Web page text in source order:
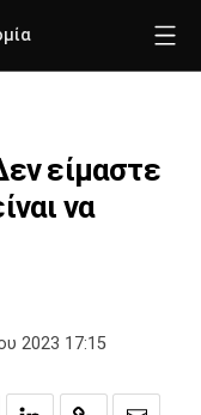
είμαστε
να
2023 17:15